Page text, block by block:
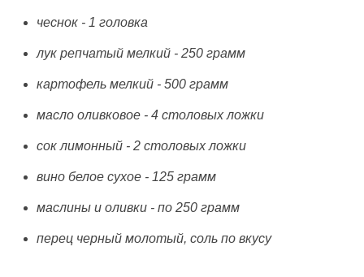
чеснок - 1 головка
лук репчатый мелкий - 250 грамм
картофель мелкий - 500 грамм
масло оливковое - 4 столовых ложки
сок лимонный - 2 столовых ложки
вино белое сухое - 125 грамм
маслины и оливки - по 250 грамм
перец черный молотый, соль по вкусу